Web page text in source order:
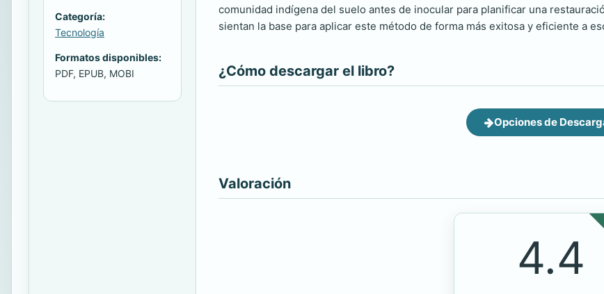
Categoría:
Tecnología
Formatos disponibles:
PDF, EPUB, MOBI
comunidad indígena del suelo antes de inocular para planificar una
sientan la base para aplicar este método de forma más exitosa y eficiente a
¿Cómo descargar el libro?
Opciones de
Valoración
4.4